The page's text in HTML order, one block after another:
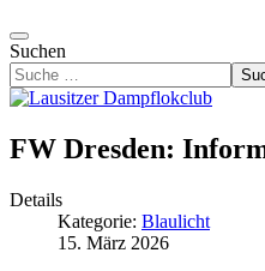
Suchen
FW Dresden:
Details
Kategorie: Blaulicht
15. März 2026